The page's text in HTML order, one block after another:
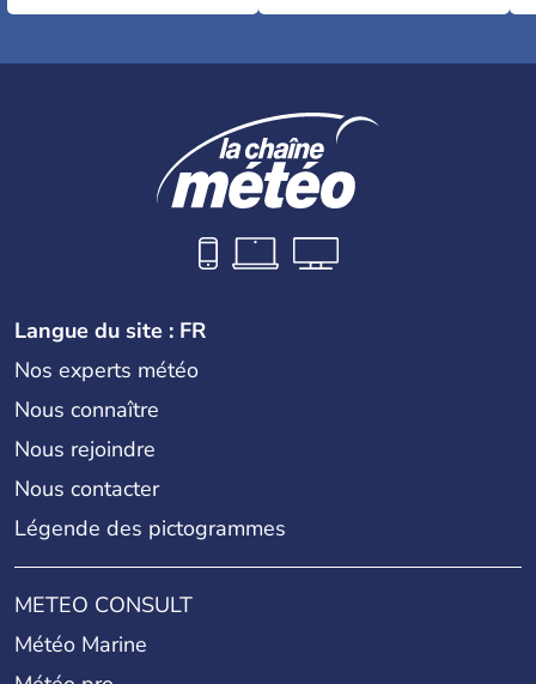
Langue du site : FR
Nos experts météo
Nous connaître
Nous rejoindre
Nous contacter
Légende des pictogrammes
METEO CONSULT
Météo Marine